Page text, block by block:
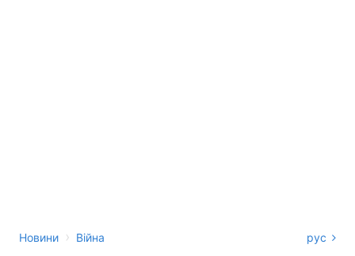
Новини › Війна рус